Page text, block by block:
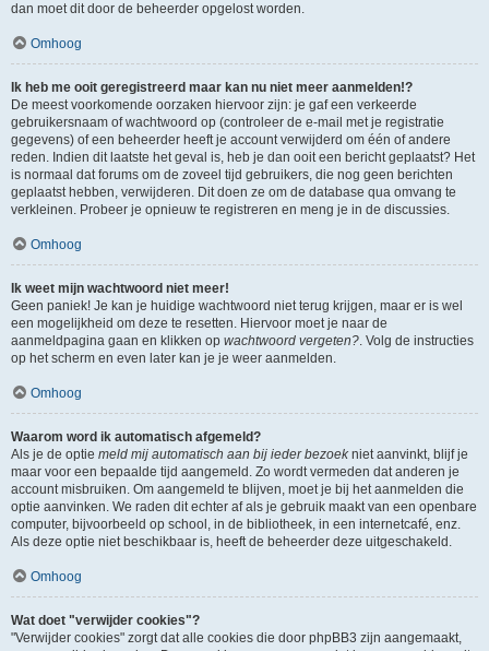
dan moet dit door de beheerder opgelost worden.
Omhoog
Ik heb me ooit geregistreerd maar kan nu niet meer aanmelden!?
De meest voorkomende oorzaken hiervoor zijn: je gaf een verkeerde
gebruikersnaam of wachtwoord op (controleer de e-mail met je registratie
gegevens) of een beheerder heeft je account verwijderd om één of andere
reden. Indien dit laatste het geval is, heb je dan ooit een bericht geplaatst? Het
is normaal dat forums om de zoveel tijd gebruikers, die nog geen berichten
geplaatst hebben, verwijderen. Dit doen ze om de database qua omvang te
verkleinen. Probeer je opnieuw te registreren en meng je in de discussies.
Omhoog
Ik weet mijn wachtwoord niet meer!
Geen paniek! Je kan je huidige wachtwoord niet terug krijgen, maar er is wel
een mogelijkheid om deze te resetten. Hiervoor moet je naar de
aanmeldpagina gaan en klikken op wachtwoord vergeten?. Volg de instructies
op het scherm en even later kan je je weer aanmelden.
Omhoog
Waarom word ik automatisch afgemeld?
Als je de optie meld mij automatisch aan bij ieder bezoekniet aanvinkt, blijf je
maar voor een bepaalde tijd aangemeld. Zo wordt vermeden dat anderen je
account misbruiken. Om aangemeld te blijven, moet je bij het aanmelden die
optie aanvinken. We raden dit echter af als je gebruik maakt van een openbare
computer, bijvoorbeeld op school, in de bibliotheek, in een internetcafé, enz.
Als deze optie niet beschikbaar is, heeft de beheerder deze uitgeschakeld.
Omhoog
Wat doet "verwijder cookies"?
"Verwijder cookies" zorgt dat alle cookies die door phpBB3 zijn aangemaakt,